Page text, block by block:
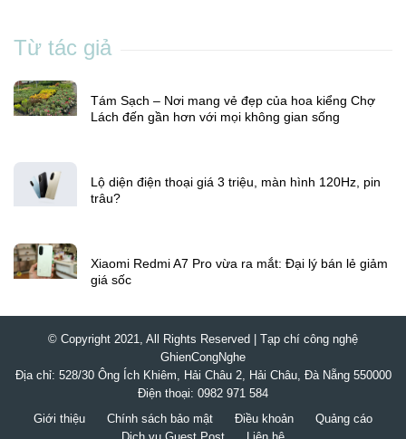
Từ tác giả
Tám Sạch – Nơi mang vẻ đẹp của hoa kiểng Chợ
Lách đến gần hơn với mọi không gian sống
Lộ diện điện thoại giá 3 triệu, màn hình 120Hz, pin
trâu?
Xiaomi Redmi A7 Pro vừa ra mắt: Đại lý bán lẻ giảm
© Copyright 2021, All Rights Reserved | Tạp chí công nghệ
GhienCongNghe